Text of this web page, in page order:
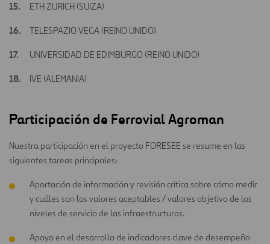
ETH ZURICH (SUIZA)
TELESPAZIO VEGA (REINO UNIDO)
UNIVERSIDAD DE EDIMBURGO (REINO UNIDO)
IVE (ALEMANIA)
Participación de Ferrovial Agroman
Nuestra participación en el proyecto FORESEE se resume en las
siguientes tareas principales:
Aportación de información y revisión crítica sobre cómo medir
y cuáles son los valores aceptables / valores objetivo de los
niveles de servicio de las infraestructuras.
Apoyo en el desarrollo de indicadores clave de desempeño